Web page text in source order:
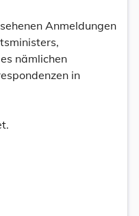
Anmeldungen
nämlichen
in